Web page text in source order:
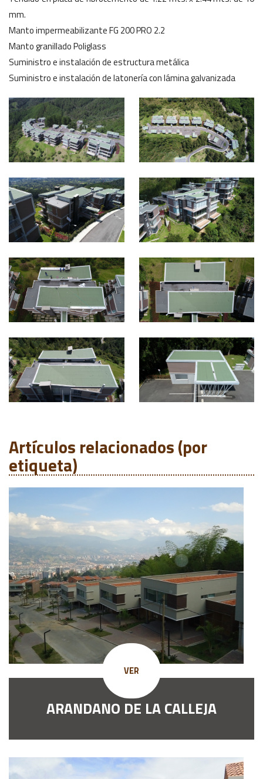
mm.
Manto impermeabilizante FG 200 PRO 2.2
Manto granillado Poliglass
Suministro e instalación de estructura metálica
Suministro e instalación de latonería con lámina galvanizada
Artículos relacionados (por
etiqueta)
VER
ARANDANO DE LA CALLEJA